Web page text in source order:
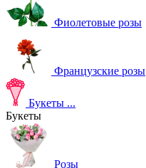
Фиолетовые розы
Французские розы
Букеты ...
Букеты
Розы